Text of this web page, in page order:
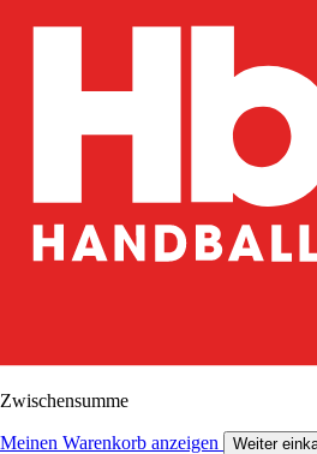
Zwischensumme
Meinen Warenkorb anzeigen Weiter